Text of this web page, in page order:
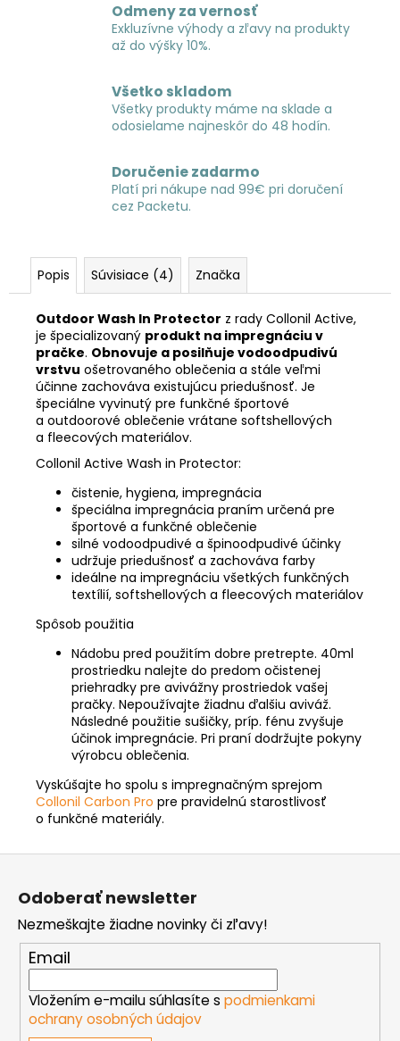
Odmeny za vernosť
Exkluzívne výhody a zľavy na produkty
až do výšky 10%.
Všetko skladom
Všetky produkty máme na sklade a
odosielame najneskôr do 48 hodín.
Doručenie zadarmo
Platí pri nákupe nad 99€ pri doručení
cez Packetu.
Popis Súvisiace (4) Značka
Outdoor Wash In Protector z rady Collonil Active,
je špecializovaný produkt na impregnáciu v
pračke. Obnovuje a posilňuje vodoodpudivú
vrstvu ošetrovaného oblečenia a stále veľmi
účinne zachováva existujúcu priedušnosť. Je
špeciálne vyvinutý pre funkčné športové
a outdoorové oblečenie vrátane softshellových
a fleecových materiálov.
Collonil Active Wash in Protector:
čistenie, hygiena, impregnácia
špeciálna impregnácia praním určená pre
športové a funkčné oblečenie
silné vodoodpudivé a špinoodpudivé účinky
udržuje priedušnosť a zachováva farby
ideálne na impregnáciu všetkých funkčných
textílií, softshellových a fleecových materiálov
Spôsob použitia
Nádobu pred použitím dobre pretrepte. 40ml
prostriedku nalejte do predom očistenej
priehradky pre avivážny prostriedok vašej
pračky. Nepoužívajte žiadnu ďalšiu aviváž.
Následné použitie sušičky, príp. fénu zvyšuje
účinok impregnácie. Pri praní dodržujte pokyny
výrobcu oblečenia.
Vyskúšajte ho spolu s impregnačným sprejom
Collonil Carbon Pro pre pravidelnú starostlivosť
o funkčné materiály.
Z
Odoberať newsletter
Nezmeškajte žiadne novinky či zľavy!
Email
Vložením e-mailu súhlasíte s podmienkami
ochrany osobných údajov